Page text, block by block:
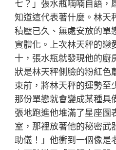
七？」張水瓶喃喃自語，
知道這代表著什麼。林天
積壓已久、無處安放的單
實體化。上次林天秤的戀
十，張水瓶就發現他的廚
狀是林天秤側臉的粉紅色
束前，將林天秤的運勢至
那份單戀就會變成某種具
張地跑進他堆滿了星座圖
室，那裡放著他的秘密武
助儀！」他衝到一個像是